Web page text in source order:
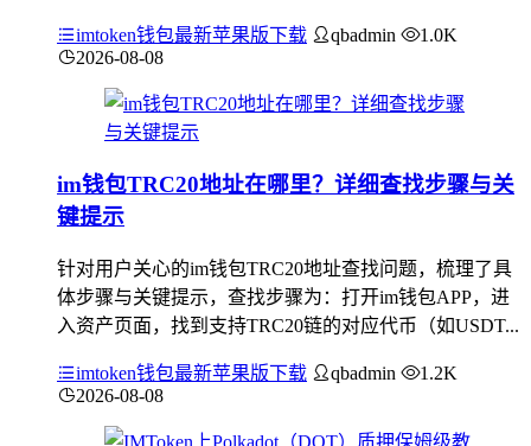
imtoken钱包最新苹果版下载 qbadmin
1.0K
2026-08-08
im钱包TRC20地址在哪里？详细查找步骤与关
键提示
针对用户关心的im钱包TRC20地址查找问题，梳理了具
体步骤与关键提示，查找步骤为：打开im钱包APP，进
入资产页面，找到支持TRC20链的对应代币（如USDT...
imtoken钱包最新苹果版下载 qbadmin
1.2K
2026-08-08